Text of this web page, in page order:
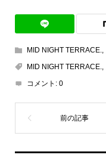
MID NIGHT TERRACE.,
MID NIGHT TERRACE.,
コメント: 0